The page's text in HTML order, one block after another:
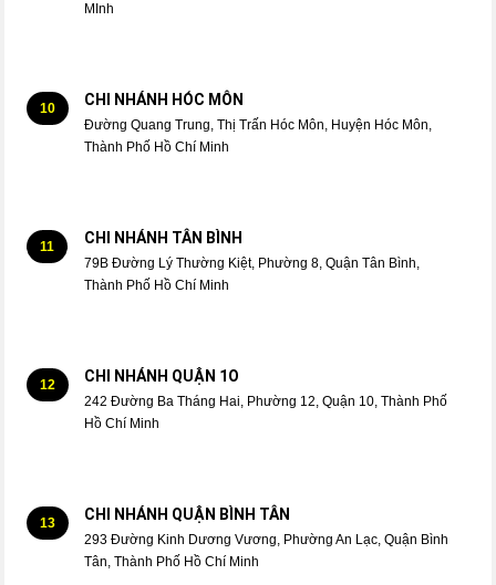
MInh
10 CHI NHÁNH HÓC MÔN
Đường Quang Trung, Thị Trấn Hóc Môn, Huyện Hóc Môn,
Thành Phố Hồ Chí Minh
11 CHI NHÁNH TÂN BÌNH
79B Đường Lý Thường Kiệt, Phường 8, Quận Tân Bình,
Thành Phố Hồ Chí Minh
12 CHI NHÁNH QUẬN 1O
242 Đường Ba Tháng Hai, Phường 12, Quận 10, Thành Phố
Hồ Chí Minh
13 CHI NHÁNH QUẬN BÌNH TÂN
293 Đường Kinh Dương Vương, Phường An Lạc, Quận Bình
Tân, Thành Phố Hồ Chí Minh